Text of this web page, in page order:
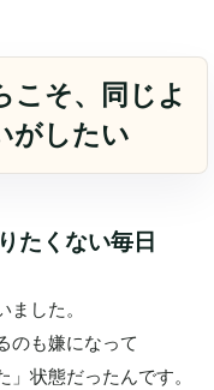
こそ、同じよ
がしたい
たくない毎日
した。
のも嫌になって
」状態だったんです。